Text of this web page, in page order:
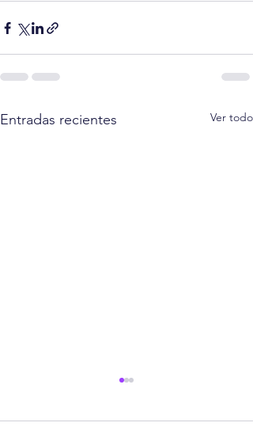
Entradas recientes Ver todo